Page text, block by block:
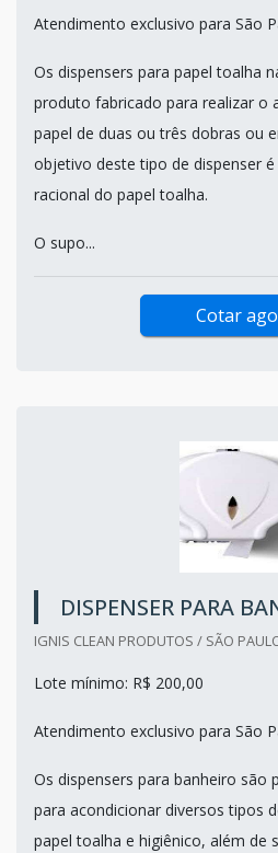
Atendimento exclusivo para São
Os dispensers para papel toalha
produto fabricado para realizar o
papel de duas ou três dobras ou
objetivo deste tipo de dispenser
racional do papel toalha.
O supo...
Cotar
DISPENSER PARA
IGNIS CLEAN PRODUTOS / SÃO
Lote mínimo: R$ 200,00
Atendimento exclusivo para São
Os dispensers para banheiro são
para acondicionar diversos tipos
papel toalha e higiênico, além de